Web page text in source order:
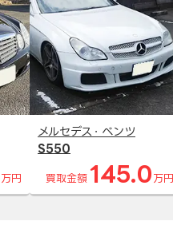
万円
メルセデス・ベンツ
S550
買取金額 145.0 万円